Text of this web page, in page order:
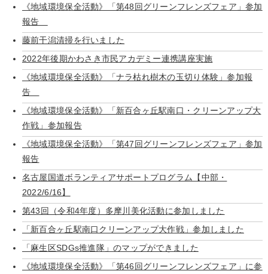
《地域環境保全活動》「第48回グリーンフレンズフェア」参加
報告
藤前干潟清掃を行いました
2022年後期かわさき市民アカデミー連携講座実施
《地域環境保全活動》「ナラ枯れ樹木の玉切り体験」参加報
告
《地域環境保全活動》「新百合ヶ丘駅南口・クリーンアップ大
作戦」参加報告
《地域環境保全活動》「第47回グリーンフレンズフェア」参加
報告
名古屋国道ボランティアサポートプログラム【中部・
2022/6/16】
第43回（令和4年度）多摩川美化活動に参加しました
「新百合ヶ丘駅南口クリーンアップ大作戦」参加しました
「麻生区SDGs推進隊」のマップができました
《地域環境保全活動》「第46回グリーンフレンズフェア」に参